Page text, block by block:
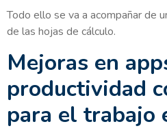
Todo ello se va a acompañar de
de las hojas de cálculo.
Mejoras en
productividad
para el trabajo